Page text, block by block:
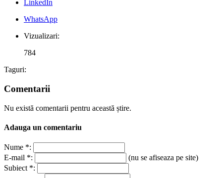
LinkedIn
WhatsApp
Vizualizari:
784
Taguri:
Comentarii
Nu există comentarii pentru această știre.
Adauga un comentariu
Nume *:
E-mail *:
(nu se afiseaza pe site)
Subiect *: